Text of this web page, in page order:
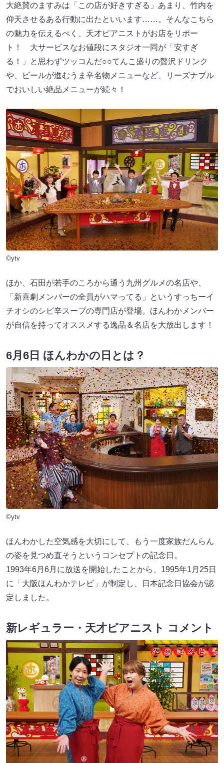
大絶賛のますみは「この店が好きすぎる」あまり、竹内を
仰天させるある行動に出たといいます……。そんなこちら
の魅力を伝えるべく、天才ピアニストがお店をリポー
ト！ 大サービスなお値段にスタジオ一同が「安すぎ
る！」と思わずツッコんだ○○てんこ盛りの贅沢ドリンク
や、ビールが進むうま辛名物メニューなど、リーズナブル
でおいしい絶品メニューが続々！
©ytv
ほか、石田が若手のころから通う九州グルメの名店や、
「新喜劇メンバーの全員がハマってる」というすっちーイ
チオシのシビ辛スープの専門店が登場。ほんわかメンバー
が自信を持ってオススメする逸品＆名店を大放出します！
6月6日 ほんわかの日とは？
©ytv
ほんわかした空気感を大切にして、もう一度家族だんらん
の姿を見つめ直そうというコンセプトの記念日。
1993年6月6月に放送を開始したことから、1995年1月25日
に「大阪ほんわかテレビ」が制定し、日本記念日協会が認
定しました。
新レギュラー・天才ピアニスト コメント